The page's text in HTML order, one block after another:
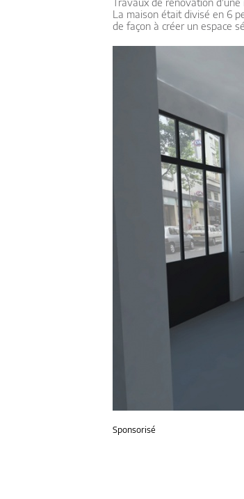
Travaux de rénovation d'une
La maison était divisé en 6
de façon à créer un espace
Sponsorisé